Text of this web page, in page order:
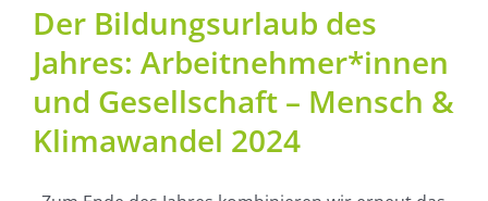
Der Bildungsurlaub des
Jahres: Arbeitnehmer*innen
und Gesellschaft – Mensch &
Klimawandel 2024